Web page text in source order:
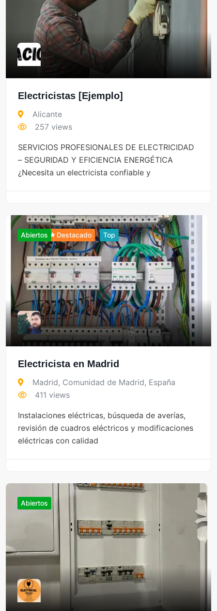
Electricistas [Ejemplo]
Alicante
257 views
SERVICIOS PROFESIONALES DE ELECTRICIDAD
– SEGURIDAD Y EFICIENCIA ENERGÉTICA
¿Necesita un electricista confiable y
Abiertos
Electricista en Madrid
Destacado Top
Madrid, Comunidad de Madrid, España
411 views
Instalaciones eléctricas, búsqueda de averías,
revisión de cuadros eléctricos y modificaciones
eléctricas con calidad
Abiertos